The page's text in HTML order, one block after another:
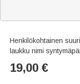
Henkilökohtainen
laukku nimi
19,00 €